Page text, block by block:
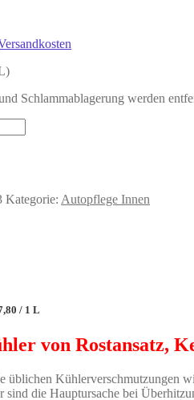
Schlammablagerung werden
Kategorie: Autopflege Innen
/ 1 L
von Rostansatz,
üblichen Kühlerverschmutzungen
die Hauptursache bei